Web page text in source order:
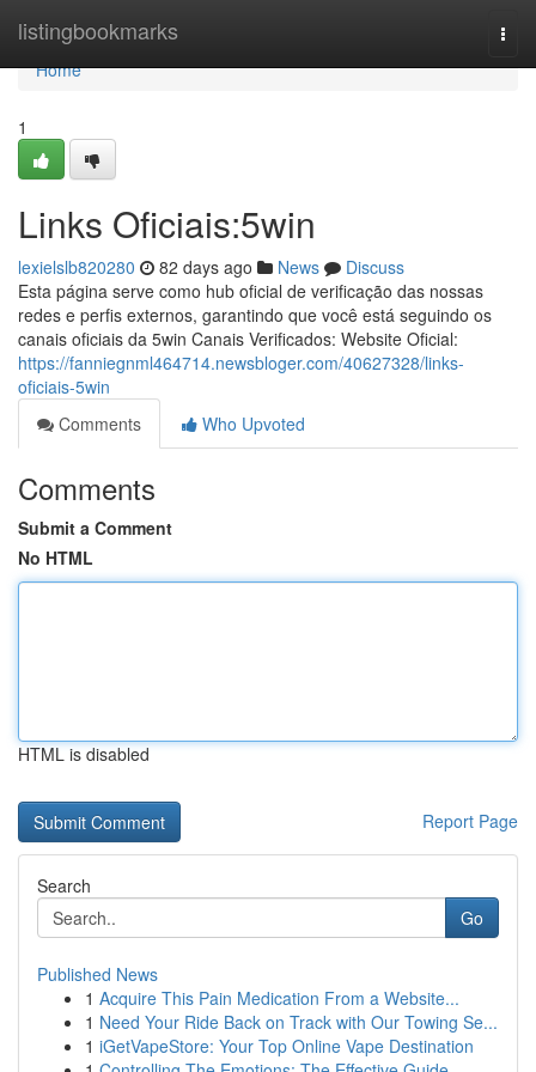
listingbookmarks
Home
Home
1
Links Oficiais:5win
lexielslb820280 82 days ago News
Discuss
Esta página serve como hub oficial de verificação das nossas
redes e perfis externos, garantindo que você está seguindo os
canais oficiais da 5win Canais Verificados: Website Oficial:
https://fanniegnml464714.newsbloger.com/40627328/links-
oficiais-5win
Comments
Who Upvoted
Comments
Submit a Comment
No HTML
HTML is disabled
Report Page
Search
Go
Published News
1 Acquire This Pain Medication From a Website...
1 Need Your Ride Back on Track with Our Towing Se...
1 iGetVapeStore: Your Top Online Vape Destination